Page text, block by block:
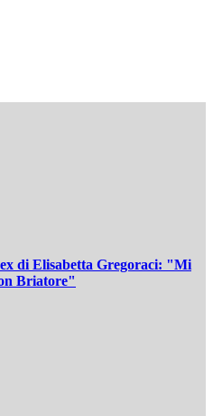
di Elisabetta Gregoraci: "Mi
Briatore"